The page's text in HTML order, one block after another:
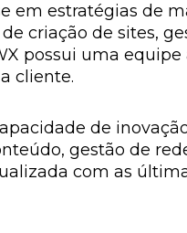
em estratégias de
criação de sites,
possui uma
cliente.
de
gestão de
com as